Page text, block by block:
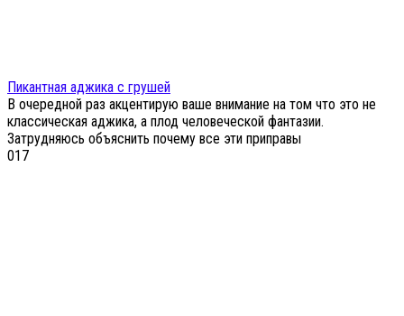
Пикантная аджика с грушей
В очередной раз акцентирую ваше внимание на том что это не
классическая аджика, а плод человеческой фантазии.
Затрудняюсь объяснить почему все эти приправы
017